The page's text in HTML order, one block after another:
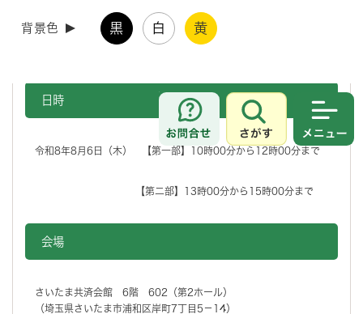
背景色 黒 白 黄
お問合せ
さがす
消防・自衛隊・警察が一堂に会し、それぞれの職業の魅力ややりがい
日時
令和8年8月6日（木） 【第一部】10時00分から12時00分まで
【第二部】13時00分から15時00分まで
会場
さいたま共済会館 6階 602（第2ホール）
（埼玉県さいたま市浦和区岸町7丁目5－14）